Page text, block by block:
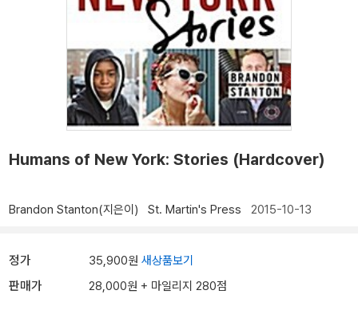
Humans of New York: Stories (Hardcover)
Brandon Stanton(지은이) St. Martin's Press 2015-10-13
정가 35,900원 새상품보기
판매가 28,000원 + 마일리지 280점